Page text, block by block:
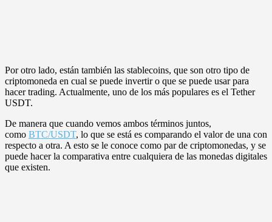
Por otro lado, están también las stablecoins, que son otro tipo de
criptomoneda en cual se puede invertir o que se puede usar para
hacer trading. Actualmente, uno de los más populares es el Tether
USDT.
De manera que cuando vemos ambos términos juntos,
como BTC/USDT, lo que se está es comparando el valor de una con
respecto a otra. A esto se le conoce como par de criptomonedas, y se
puede hacer la comparativa entre cualquiera de las monedas digitales
que existen.